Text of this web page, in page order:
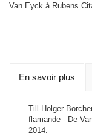
Van Eyck à Rubens
En savoir plus
Till-Holger
flamande - De
2014.